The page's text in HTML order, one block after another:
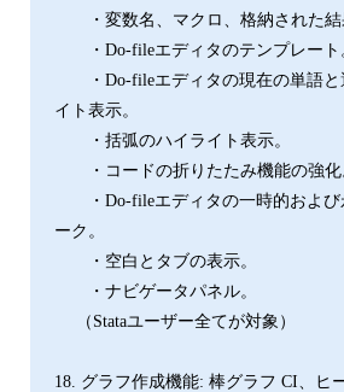
・変数名、マクロ、格納された結
・Do-fileエディタのテンプレート
・Do-fileエディタの現在の単語と
イト表示。
・括弧のハイライト表示。
・コードの折りたたみ機能の強化
・Do-fileエディタの一時的および
ーク。
・空白とタブの表示。
・ナビゲータパネル。
（Stataユーザー全てが対象）
18. グラフ作成機能: 棒グラフ CI、ヒ